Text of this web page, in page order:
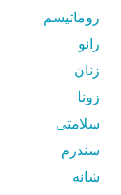
روماتیسم
زانو
زنان
زونا
سلامتی
سندرم
شانه